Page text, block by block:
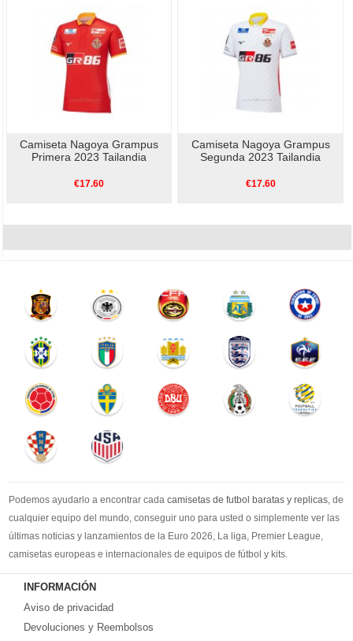
Camiseta Nagoya Grampus
Primera 2023 Tailandia
€17.60
Camiseta Nagoya Grampus
Segunda 2023 Tailandia
€17.60
Podemos ayudarlo a encontrar cada camisetas de futbol baratas y replicas, de
cualquier equipo del mundo, conseguir uno para usted o simplemente ver las
últimas noticias y lanzamientos de la Euro 2026, La liga, Premier League,
camisetas europeas e internacionales de equipos de fútbol y kits.
Comprecamisetas de futbol baratasen la tienda deportiva más grande de
Europa. ¡Grandes ofertas en todas las camisetas del club de fútbol, ​​kits
europeos e internacionales, todo a los precios más bajos!
Compre nuestra gran selección de
INFORMACIÓN
Aviso de privacidad
Devoluciones y Reembolsos